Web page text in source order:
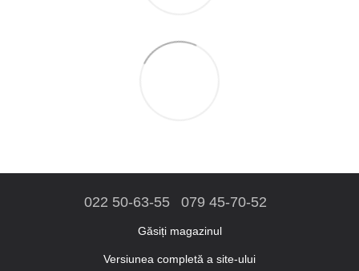
022 50-63-55 079 45-70-52
Găsiți magazinul
Versiunea completă a site-ului